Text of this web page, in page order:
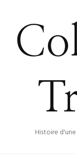
Histoire